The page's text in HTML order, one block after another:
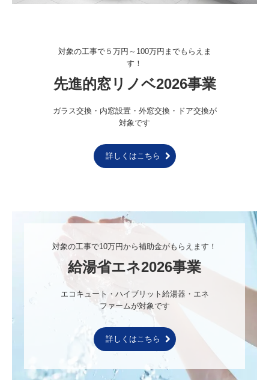
対象の工事で５万円～100万円までもらえま
す！
先進的窓リノベ2026事業
ガラス交換・内窓設置・外窓交換・ドア交換が
対象です
詳しくはこちら
対象の工事で10万円から補助金がもらえます！
給湯省エネ2026事業
エコキュート・ハイブリット給湯器・エネ
ファームが対象です
詳しくはこちら